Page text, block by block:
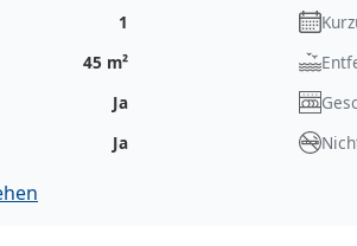
1
45 m²
Ja
Ja